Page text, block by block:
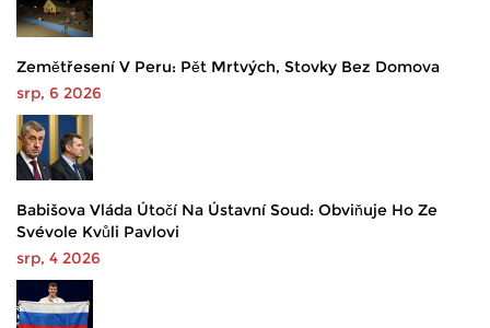
Zemětřesení V Peru: Pět Mrtvých, Stovky Bez Domova
srp, 6 2026
Babišova Vláda Útočí Na Ústavní Soud: Obviňuje Ho Ze
Svévole Kvůli Pavlovi
srp, 4 2026